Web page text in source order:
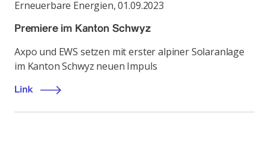
Erneuerbare Energien,01.09.2023
Premiere im Kanton Schwyz
Axpo und EWS setzen mit erster alpiner Solaranlage
im Kanton Schwyz neuen Impuls
Link